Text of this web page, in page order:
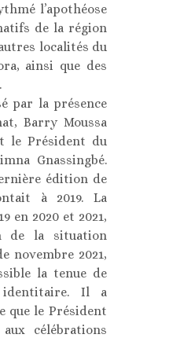
l’apothéose
de la région
localités du
ainsi que des
par la présence
Barry Moussa
le Président du
Gnassingbé.
édition de
à 2019. La
en 2020 et 2021,
de la situation
novembre 2021,
la tenue de
Il a
que le Président
célébrations